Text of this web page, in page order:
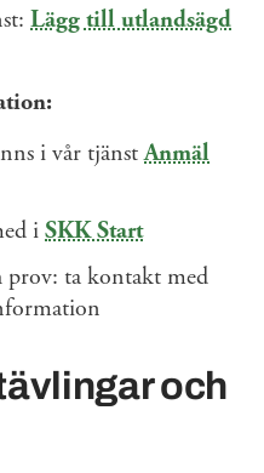
Lägg till utlandsägd
i vår tjänstAnmäl
iSKK Start
prov: ta kontakt med
och